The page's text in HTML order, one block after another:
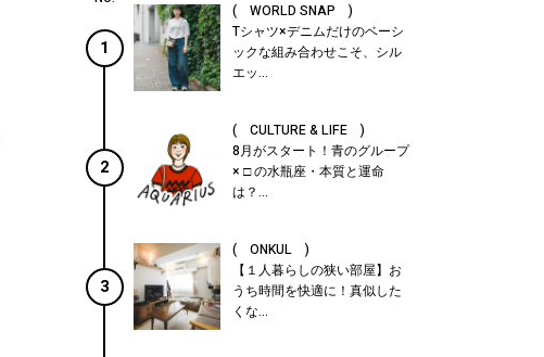
1
( WORLD SNAP )
Tシャツ×デニムだけのベーシ
ックな組み合わせこそ、シル
エッ...
2
( CULTURE & LIFE )
8月がスタート！青のグループ
× □ の水瓶座・本質と運命
は？...
3
( ONKUL )
【１人暮らしの狭い部屋】お
うち時間を快適に！真似した
くな...